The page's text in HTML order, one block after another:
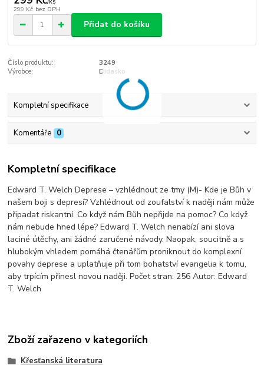
299 Kč bez DPH
Přidat do košíku
Číslo produktu:
3249
Výrobce:
Didasko
Kompletní specifikace
Komentáře 0
Kompletní specifikace
Edward T. Welch Deprese – vzhlédnout ze tmy (M)- Kde je Bůh v
našem boji s depresí? Vzhlédnout od zoufalství k naději nám může
připadat riskantní. Co když nám Bůh nepřijde na pomoc? Co když
nám nebude hned lépe? Edward T. Welch nenabízí ani slova
laciné útěchy, ani žádné zaručené návody. Naopak, soucitně a s
hlubokým vhledem pomáhá čtenářům proniknout do komplexní
povahy deprese a uplatňuje při tom bohatství evangelia k tomu,
aby trpícím přinesl novou naději. Počet stran: 256 Autor: Edward
T. Welch
Zboží zařazeno v kategoriích
Křesťanská literatura